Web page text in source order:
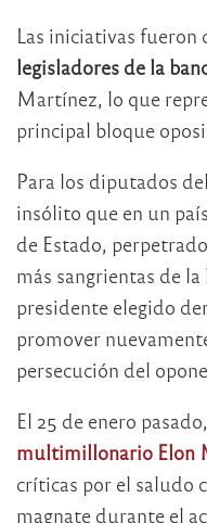
Las iniciativas fueron
legisladores de la
Martínez, lo que
principal bloque
Para los diputados
insólito que en un
de Estado,
más sangrientas de
presidente elegido
promover
persecución del
El 25 de enero pasado,
multimillonario Elon
críticas por el saludo
magnate durante el